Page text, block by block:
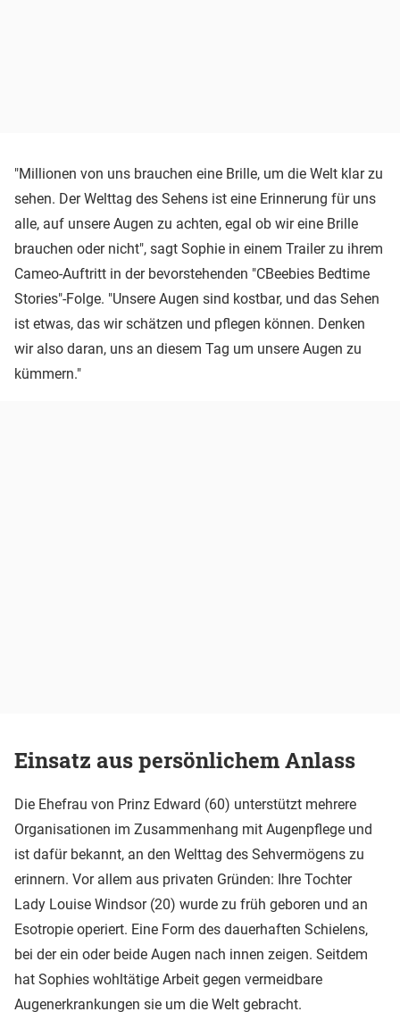
"Millionen von uns brauchen eine Brille, um die Welt klar zu
sehen. Der Welttag des Sehens ist eine Erinnerung für uns
alle, auf unsere Augen zu achten, egal ob wir eine Brille
brauchen oder nicht", sagt Sophie in einem Trailer zu ihrem
Cameo-Auftritt in der bevorstehenden "CBeebies Bedtime
Stories"-Folge. "Unsere Augen sind kostbar, und das Sehen
ist etwas, das wir schätzen und pflegen können. Denken
wir also daran, uns an diesem Tag um unsere Augen zu
kümmern."
Einsatz aus persönlichem Anlass
Die Ehefrau von Prinz Edward (60) unterstützt mehrere
Organisationen im Zusammenhang mit Augenpflege und
ist dafür bekannt, an den Welttag des Sehvermögens zu
erinnern. Vor allem aus privaten Gründen: Ihre Tochter
Lady Louise Windsor (20) wurde zu früh geboren und an
Esotropie operiert. Eine Form des dauerhaften Schielens,
bei der ein oder beide Augen nach innen zeigen. Seitdem
hat Sophies wohltätige Arbeit gegen vermeidbare
Augenerkrankungen sie um die Welt gebracht.